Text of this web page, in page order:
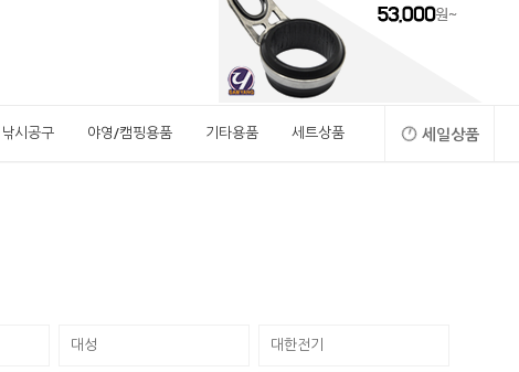
낚시공구 야영/캠핑용품 기타용품 세트상품 세일상품
대성 대한전기